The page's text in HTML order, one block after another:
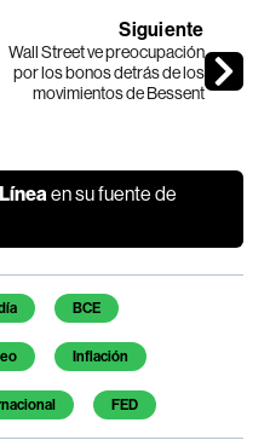
Siguiente
Wall Street ve preocupación
por los bonos detrás de los
movimientos de Bessent
en su fuente de
BCE
Inflación
FED